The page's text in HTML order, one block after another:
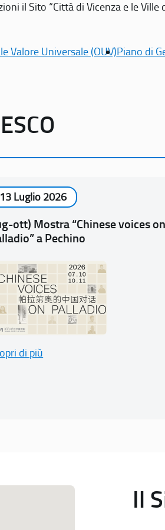
il Sito “Città di Vicenza e le
Valore Universale (OUV)Piano di
13 Luglio 2026
ott) Mostra “Chinese voices on
a Pechino
di più
Il